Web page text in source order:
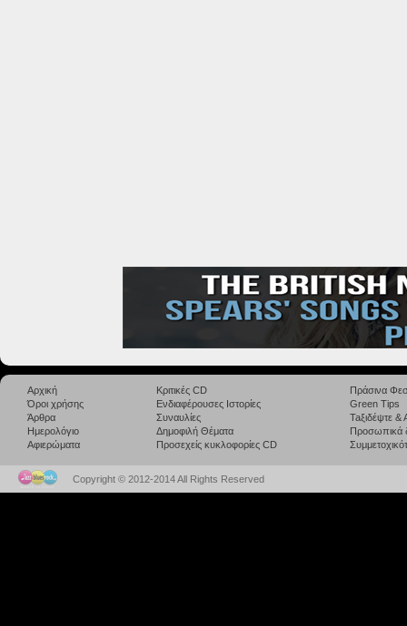
Αρχική
Όροι χρήσης
Άρθρα
Ημερολόγιο
Αφιερώματα
Κριτικές CD
Ενδιαφέρουσες Ιστορίες
Συναυλίες
Δημοφιλή Θέματα
Προσεχείς κυκλοφορίες CD
Πράσινα
Green Tips
Taξιδέψτε
Προσωπικά
Copyright © 2012-2014 All Rights Reserved